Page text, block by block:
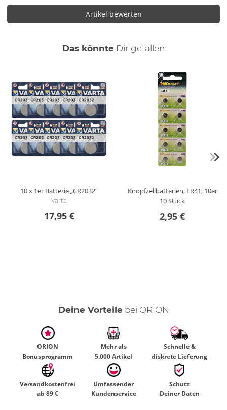
Artikel bewerten
Das könnte Dir auch
gefallen
10 x 1er Batterie „CR2032“
Varta
17,95 €
Knopfzellbatterien, LR41, 10er
10 Stück
2,95 €
Deine Vorteilebei ORION
ORION
Bonusprogramm
Mehr als
5.000 Artikel
Schnelle &
diskrete Lieferung
Versandkostenfrei
ab 89 €
Umfassender
Kundenservice
Schutz
Deiner Daten